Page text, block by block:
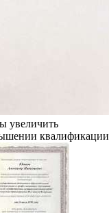
увеличить
квалификации